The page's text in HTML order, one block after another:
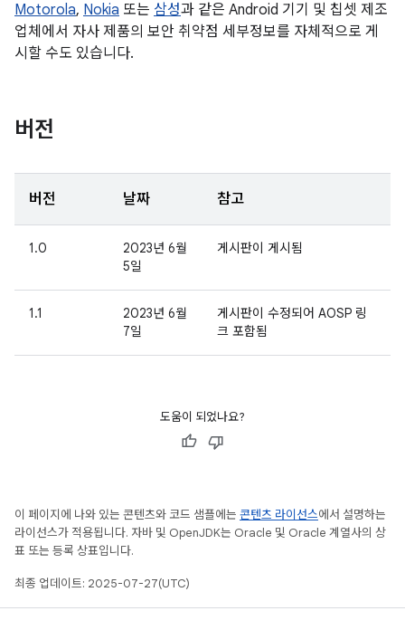
Motorola, Nokia 또는 삼성과 같은 Android 기기 및 칩셋 제조
업체에서 자사 제품의 보안 취약점 세부정보를 자체적으로 게
시할 수도 있습니다.
버전
버전 날짜 참고
1.0
2023년 6월
5일
게시판이 게시됨
1.1
2023년 6월
7일
게시판이 수정되어 AOSP 링
크 포함됨
도움이 되었나요?
이 페이지에 나와 있는 콘텐츠와 코드 샘플에는 콘텐츠 라이선스에서 설명하는
라이선스가 적용됩니다. 자바 및 OpenJDK는 Oracle 및 Oracle 계열사의 상
표 또는 등록 상표입니다.
최종 업데이트: 2025-07-27(UTC)